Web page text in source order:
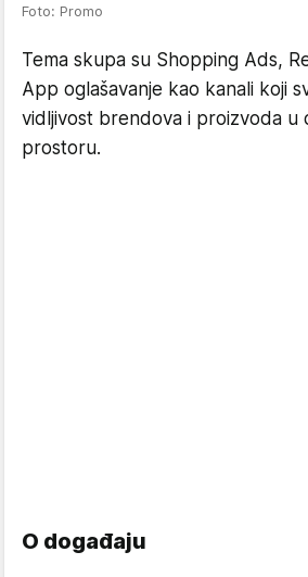
Foto: Promo
Tema skupa su Shopping Ads,
App oglašavanje kao kanali koji
vidljivost brendova i proizvoda u
prostoru.
O događaju